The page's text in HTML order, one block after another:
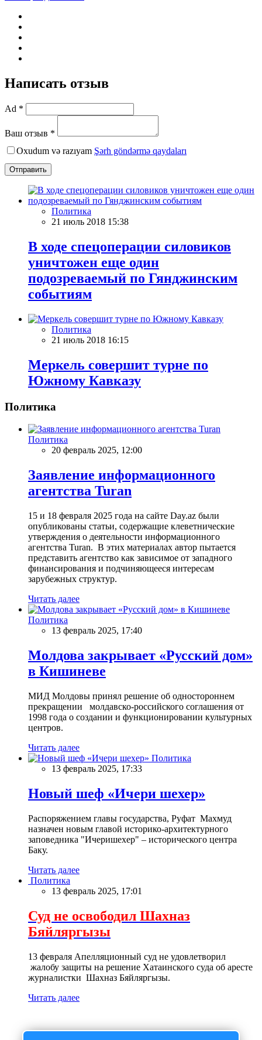
Написать отзыв
Ad *
Ваш отзыв *
Oxudum və razıyam Şərh göndərmə qaydaları
Отправить
Политика
21 июль 2018 15:38
В ходе спецоперации силовиков
уничтожен еще один
подозреваемый по Гянджинским
событиям
Политика
21 июль 2018 16:15
Меркель совершит турне по
Южному Кавказу
Политика
Политика
20 февраль 2025, 12:00
Заявление информационного
агентства Turan
15 и 18 февраля 2025 года на сайте Day.az были
опубликованы статьи, содержащие клеветнические
утверждения о деятельности информационного
агентства Turan. В этих материалах автор пытается
представить агентство как зависимое от западного
финансирования и подчиняющееся интересам
зарубежных структур.
Читать далее
Политика
13 февраль 2025, 17:40
Молдова закрывает «Русский дом»
в Кишиневе
МИД Молдовы принял решение об одностороннем
прекращении молдавско-российского соглашения от
1998 года о создании и функционировании культурных
центров.
Читать далее
Политика
13 февраль 2025, 17:33
Новый шеф «Ичери шехер»
Распоряжением главы государства, Руфат Махмуд
назначен новым главой историко-архитектурного
заповедника "Ичеришехер" – исторического центра
Баку.
Читать далее
Политика
13 февраль 2025, 17:01
Суд не освободил Шахназ
Бяйляргызы
13 февраля Апелляционный суд не удовлетворил
жалобу защиты на решение Хатаинского суда об аресте
журналистки Шахназ Бяйляргызы.
Читать далее